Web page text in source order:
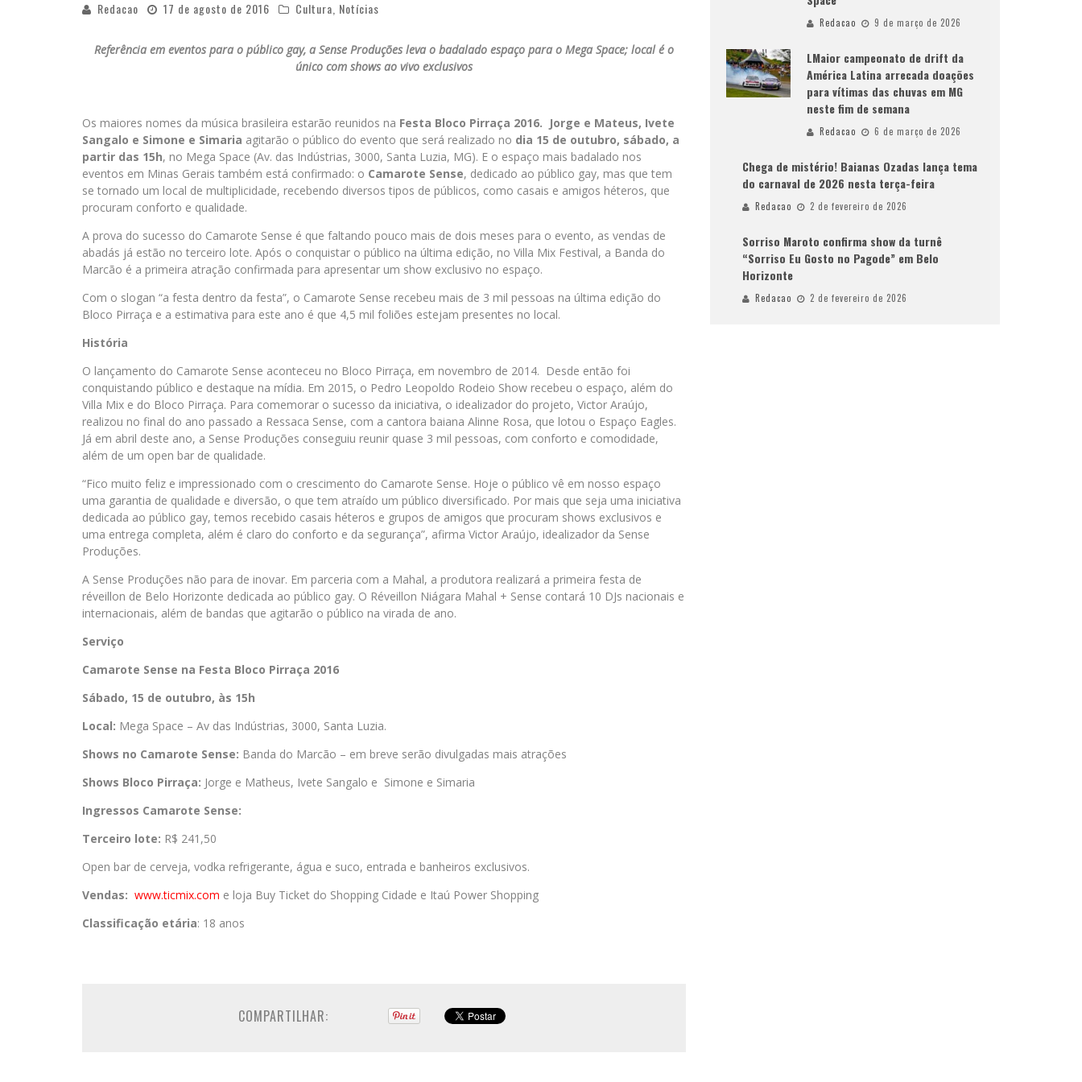
Redacao 17 de agosto de 2016 Cultura, Notícias
Referência em eventos para o público gay, a Sense Produções leva o badalado espaço para o Mega Space; local é o
único com shows ao vivo exclusivos
Os maiores nomes da música brasileira estarão reunidos na Festa Bloco Pirraça 2016. Jorge e Mateus, Ivete
Sangalo e Simone e Simaria agitarão o público do evento que será realizado no dia 15 de outubro, sábado, a
partir das 15h, no Mega Space (Av. das Indústrias, 3000, Santa Luzia, MG). E o espaço mais badalado nos
eventos em Minas Gerais também está confirmado: o Camarote Sense, dedicado ao público gay, mas que tem
se tornado um local de multiplicidade, recebendo diversos tipos de públicos, como casais e amigos héteros, que
procuram conforto e qualidade.
A prova do sucesso do Camarote Sense é que faltando pouco mais de dois meses para o evento, as vendas de
abadás já estão no terceiro lote. Após o conquistar o público na última edição, no Villa Mix Festival, a Banda do
Marcão é a primeira atração confirmada para apresentar um show exclusivo no espaço.
Com o slogan “a festa dentro da festa”, o Camarote Sense recebeu mais de 3 mil pessoas na última edição do
Bloco Pirraça e a estimativa para este ano é que 4,5 mil foliões estejam presentes no local.
História
O lançamento do Camarote Sense aconteceu no Bloco Pirraça, em novembro de 2014. Desde então foi
conquistando público e destaque na mídia. Em 2015, o Pedro Leopoldo Rodeio Show recebeu o espaço, além do
Villa Mix e do Bloco Pirraça. Para comemorar o sucesso da iniciativa, o idealizador do projeto, Victor Araújo,
realizou no final do ano passado a Ressaca Sense, com a cantora baiana Alinne Rosa, que lotou o Espaço Eagles.
Já em abril deste ano, a Sense Produções conseguiu reunir quase 3 mil pessoas, com conforto e comodidade,
além de um open bar de qualidade.
“Fico muito feliz e impressionado com o crescimento do Camarote Sense. Hoje o público vê em nosso espaço
uma garantia de qualidade e diversão, o que tem atraído um público diversificado. Por mais que seja uma iniciativa
dedicada ao público gay, temos recebido casais héteros e grupos de amigos que procuram shows exclusivos e
uma entrega completa, além é claro do conforto e da segurança”, afirma Victor Araújo, idealizador da Sense
Produções.
A Sense Produções não para de inovar. Em parceria com a Mahal, a produtora realizará a primeira festa de
réveillon de Belo Horizonte dedicada ao público gay. O Réveillon Niágara Mahal + Sense contará 10 DJs nacionais e
internacionais, além de bandas que agitarão o público na virada de ano.
Serviço
Camarote Sense na Festa Bloco Pirraça 2016
Sábado, 15 de outubro, às 15h
Local: Mega Space – Av das Indústrias, 3000, Santa Luzia.
Shows no Camarote Sense: Banda do Marcão – em breve serão divulgadas mais atrações
Shows Bloco Pirraça: Jorge e Matheus, Ivete Sangalo e Simone e Simaria
Ingressos Camarote Sense:
Terceiro lote: R$ 241,50
Open bar de cerveja, vodka refrigerante, água e suco, entrada e banheiros exclusivos.
Vendas: www.ticmix.com e loja Buy Ticket do Shopping Cidade e Itaú Power Shopping
Classificação etária: 18 anos
COMPARTILHAR:
Redacao 9 de março de 2026
LMaior campeonato de drift da
América Latina arrecada doações
para vítimas das chuvas em MG
neste fim de semana
Redacao 6 de março de 2026
Chega de mistério! Baianas Ozadas lança tema
do carnaval de 2026 nesta terça-feira
Redacao 2 de fevereiro de 2026
Sorriso Maroto confirma show da turnê
“Sorriso Eu Gosto no Pagode” em Belo
Horizonte
Redacao 2 de fevereiro de 2026